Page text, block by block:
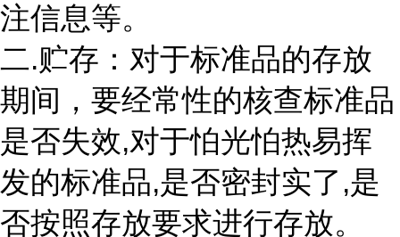
注信息等。
二.贮存：对于标准品的存放
期间，要经常性的核查标准品
是否失效,对于怕光怕热易挥
发的标准品,是否密封实了,是
否按照存放要求进行存放。